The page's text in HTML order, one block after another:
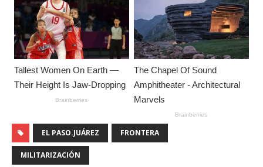
EL PASO.JUÁREZ FRONTERA
MILITARIZACIÓN